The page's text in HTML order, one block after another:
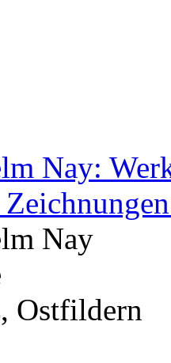
Nay:
Nay
Ostfildern